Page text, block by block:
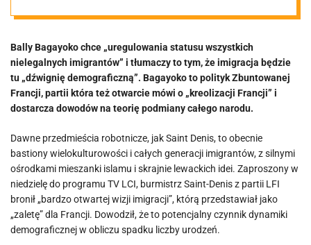
żąda
uregulowania
pobytu
wszystkich
nielegalnych
migrantów
Bally Bagayoko chce „uregulowania statusu wszystkich
nielegalnych imigrantów” i tłumaczy to tym, że imigracja będzie
tu „dźwignię demograficzną”. Bagayoko to polityk Zbuntowanej
Francji, partii która też otwarcie mówi o „kreolizacji Francji” i
dostarcza dowodów na teorię podmiany całego narodu.
Dawne przedmieścia robotnicze, jak Saint Denis, to obecnie
bastiony wielokulturowości i całych generacji imigrantów, z silnymi
ośrodkami mieszanki islamu i skrajnie lewackich idei. Zaproszony w
niedzielę do programu TV LCI, burmistrz Saint-Denis z partii LFI
bronił „bardzo otwartej wizji imigracji”, którą przedstawiał jako
„zaletę” dla Francji. Dowodził, że to potencjalny czynnik dynamiki
demograficznej w obliczu spadku liczby urodzeń.